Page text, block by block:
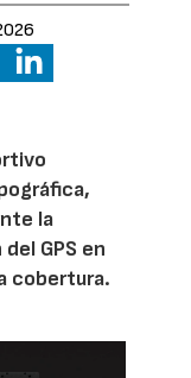
la
GPS en
cobertura.